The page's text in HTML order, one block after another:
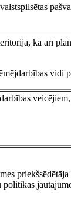
kā arī
vidi